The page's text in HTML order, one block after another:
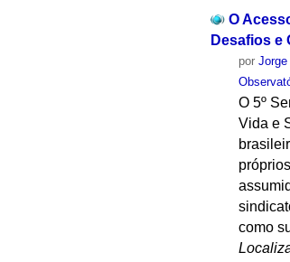
O
Desafios e
por
O 5º
Vida e
como